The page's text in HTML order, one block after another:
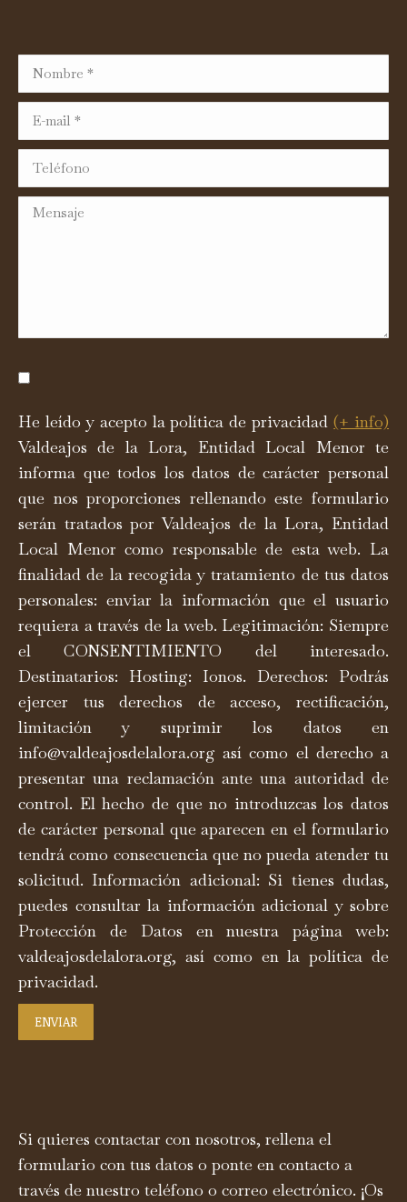
Nombre *
E-mail *
Teléfono
Mensaje
He leído y acepto la política de privacidad(+ info)
Valdeajos de la Lora, Entidad Local Menor te
informa que todos los datos de carácter personal
que nos proporciones rellenando este formulario
serán tratados por Valdeajos de la Lora, Entidad
Local Menor como responsable de esta web. La
finalidad de la recogida y tratamiento de tus datos
personales: enviar la información que el usuario
requiera a través de la web. Legitimación: Siempre
el CONSENTIMIENTO del interesado.
Destinatarios: Hosting: Ionos. Derechos: Podrás
ejercer tus derechos de acceso, rectificación,
limitación y suprimir los datos en
info@valdeajosdelalora.org así como el derecho a
presentar una reclamación ante una autoridad de
control. El hecho de que no introduzcas los datos
de carácter personal que aparecen en el formulario
tendrá como consecuencia que no pueda atender tu
solicitud. Información adicional: Si tienes dudas,
puedes consultar la información adicional y sobre
Protección de Datos en nuestra página web:
valdeajosdelalora.org, así como en la política de
privacidad.
ENVIAR
Si quieres contactar con nosotros, rellena el
formulario con tus datos o ponte en contacto a
través de nuestro teléfono o correo electrónico. ¡Os